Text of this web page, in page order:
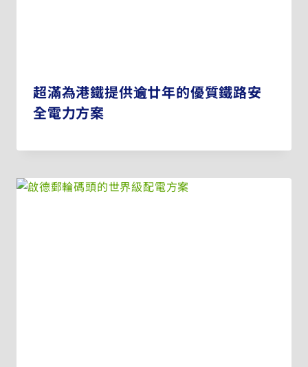
超滿為港鐵提供逾廿年的優質鐵路安
全電力方案